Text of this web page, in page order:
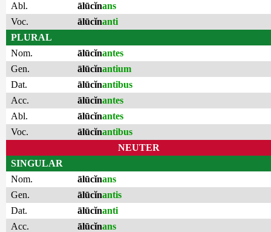
Abl.
ālūcĭnans
Voc.
ālūcĭnanti
PLURAL
Nom.
ālūcĭnantes
Gen.
ālūcĭnantium
Dat.
ālūcĭnantibus
Acc.
ālūcĭnantes
Abl.
ālūcĭnantes
Voc.
ālūcĭnantibus
NEUTER
SINGULAR
Nom.
ālūcĭnans
Gen.
ālūcĭnantis
Dat.
ālūcĭnanti
Acc.
ālūcĭnans